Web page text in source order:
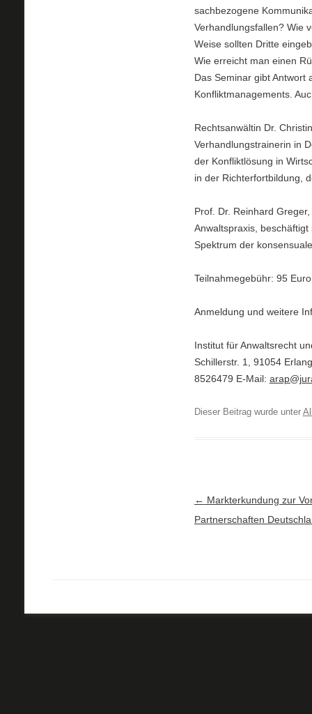
sachbezogene
Verhandlungsfallen? Wie
Weise sollten Dritte
Wie erreicht man einen
Das Seminar gibt Antwort
Konfliktmanagements.
Rechtsanwältin Dr.
Verhandlungstrainerin in
der Konfliktlösung in
in der Richterfortbildung,
Prof. Dr. Reinhard
Anwaltspraxis,
Spektrum der
Teilnahmegebühr: 95 Euro
Anmeldung und weitere
Institut für Anwaltsrecht
Schillerstr. 1, 91054
8526479 E-Mail:
Dieser Beitrag wurde unter
Artikel-Navigation
← Markterkundung zur
Partnerschaften